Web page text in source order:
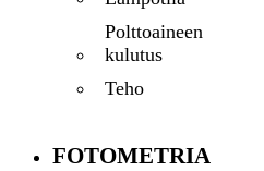
Polttoaineen
kulutus
Teho
FOTOMETRIA